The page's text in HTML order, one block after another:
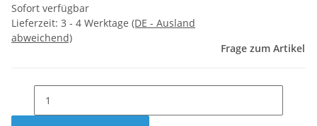
Sofort verfügbar
Lieferzeit: 3 - 4 Werktage (DE - Ausland
abweichend)
Frage zum Artikel